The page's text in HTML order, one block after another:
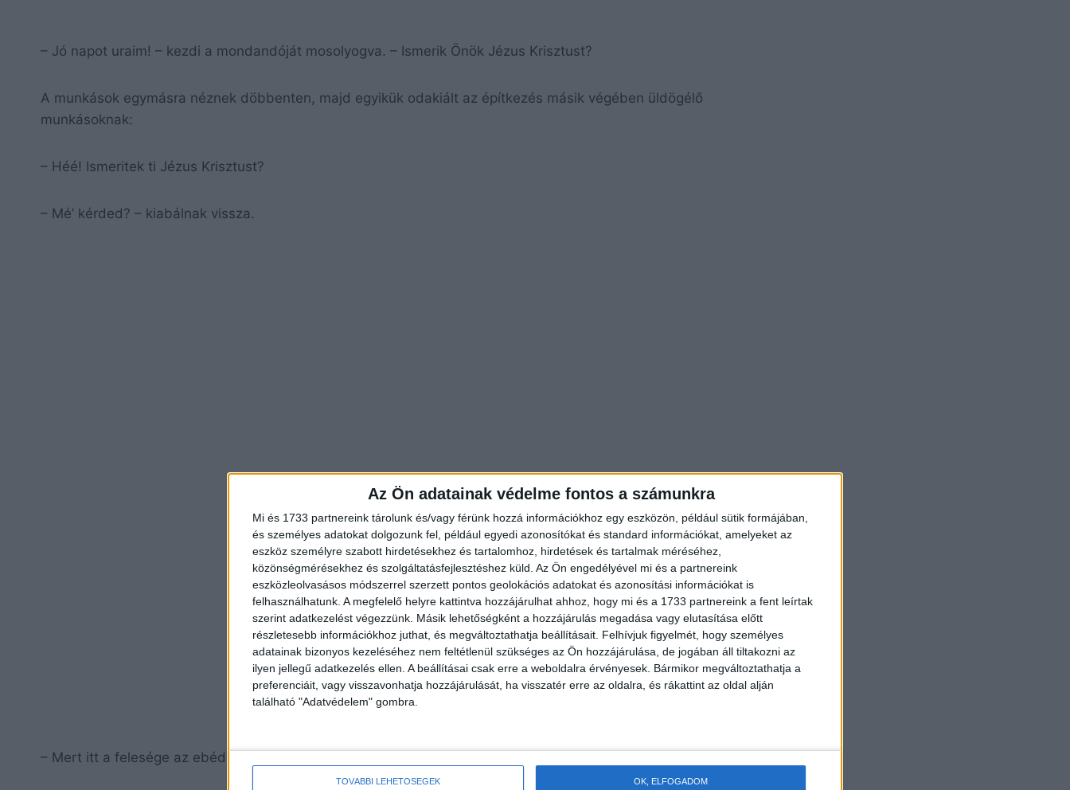
Az Ön adatainak védelme fontos a számunkra
Mi és 1733 partnereink tárolunk és/vagy férünk hozzá információkhoz egy eszközön, például sütik formájában,
és személyes adatokat dolgozunk fel, például egyedi azonosítókat és standard információkat, amelyeket az
eszköz személyre szabott hirdetésekhez és tartalomhoz, hirdetések és tartalmak méréséhez,
közönségmérésekhez és szolgáltatásfejlesztéshez küld. Az Ön engedélyével mi és a partnereink
eszközleolvasásos módszerrel szerzett pontos geolokációs adatokat és azonosítási információkat is
felhasználhatunk. A megfelelő helyre kattintva hozzájárulhat ahhoz, hogy mi és a 1733 partnereink a fent leírtak
szerint adatkezelést végezzünk. Másik lehetőségként a hozzájárulás megadása vagy elutasítása előtt
részletesebb információkhoz juthat, és megváltoztathatja beállításait. Felhívjuk figyelmét, hogy személyes
adatainak bizonyos kezeléséhez nem feltétlenül szükséges az Ön hozzájárulása, de jogában áll tiltakozni az
ilyen jellegű adatkezelés ellen. A beállításai csak erre a weboldalra érvényesek. Bármikor megváltoztathatja a
preferenciáit, vagy visszavonhatja hozzájárulását, ha visszatér erre az oldalra, és rákattint az oldal alján
található "Adatvédelem" gombra.
TOVÁBBI LEHETŐSÉGEK OK, ELFOGADOM
– Jó napot uraim! – kezdi a mondandóját mosolyogva. – Ismerik Önök Jézus Krisztust?
A munkások egymásra néznek döbbenten, majd egyikük odakiált az építkezés másik végében üldögélő
munkásoknak:
– Héé! Ismeritek ti Jézus Krisztust?
– Mé’ kérded? – kiabálnak vissza.
– Mert itt a felesége az ebéddel!